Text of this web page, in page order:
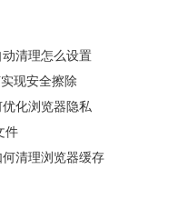
动清理怎么设置
实现安全擦除
优化浏览器隐私
件
何清理浏览器缓存